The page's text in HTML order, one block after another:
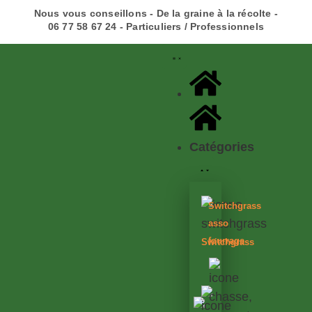
Nous vous conseillons - De la graine à la récolte -
06 77 58 67 24 - Particuliers / Professionnels
Catégories
Switchgrass
Switchgrass
asso
fourrage